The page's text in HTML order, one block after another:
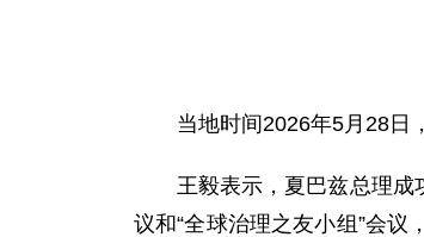
当地时间2026年5月28日
王毅表示，夏巴兹总理成
议和“全球治理之友小组”会